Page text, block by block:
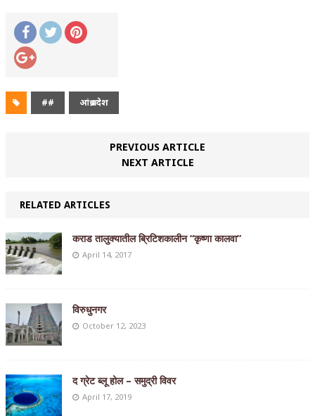
## आंध्र प्रदेश
PREVIOUS ARTICLE
NEXT ARTICLE
RELATED ARTICLES
कराड तालुक्यातील ब्रिटिशकालीन “कृष्णा कालवा”
April 14, 2017
विरुधुनगर
October 12, 2023
द ग्रेट ब्लू होल – समुद्री विवर
April 17, 2019